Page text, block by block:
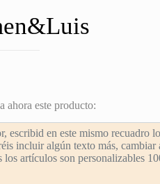
ahora este producto: